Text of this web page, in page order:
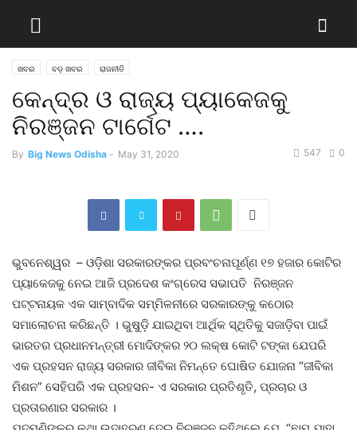
ଖବର ବଡ଼ ଖବର ରାଜନୀତି
କେନ୍ଦ୍ର ଓ ରାଜ୍ୟ ପ୍ୟାକେଜକୁ
ନିରଞ୍ଜନ ଟାର୍ଗେଟ ….
By Big News Odisha - May 31, 2020 0
547
ଭୁବନେଶ୍ୱର – ଓଡ଼ିଶା ସରକାରଙ୍କର ପ୍ରବଂଚନାପୂର୍ଣ୍ଣ ୧୭ ହଜାର କୋଟିର
ପ୍ୟାକେଜକୁ ନେଇ ଆଜି ପ୍ରଦେଶ କଂଗ୍ରେସ ସଭାପତି ନିରଞ୍ଜନ
ପଟ୍ଟନାୟକ ଏକ ସାମ୍ବାଦିକ ସମ୍ମିଳନୀରେ ସରକାରଙ୍କୁ କଠୋର
ସମାଲୋଚନା କରିଛନ୍ତି । ଭୁଷୁଡ଼ି ଯାଇଥିବା ଆର୍ଥିକ ସ୍ଥିତିକୁ ସଜାଡ଼ିବା ପାଇଁ
ଭାରତର ପ୍ରଧାନମନ୍ତ୍ରୀ ମୋଦିଙ୍କର ୨୦ ଲକ୍ଷ କୋଟି ଟଙ୍କା ଯେପରି
ଏକ ପ୍ରହସନ ରାଜ୍ୟ ସରକାର ଜୀବିକା ନିମନ୍ତେ ଘୋଷିତ ଯୋଜନା “ଜୀବିକା
ମିଶନ” ସେହିପରି ଏକ ପ୍ରହସନ- ଏ ସରକାର ପ୍ରତିଶୃତି, ପ୍ରଚାର ଓ
ପ୍ରତାରଣାର ସରକାର ।